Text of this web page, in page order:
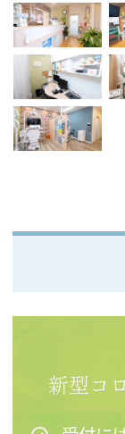
新型コ